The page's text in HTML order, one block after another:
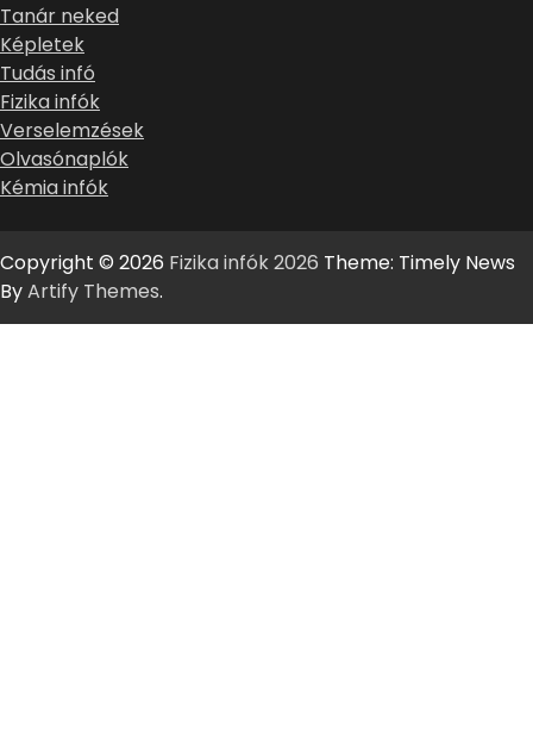
Tanár neked
Képletek
Tudás infó
Fizika infók
Verselemzések
Olvasónaplók
Kémia infók
Copyright © 2026 Fizika infók 2026 Theme: Timely News
ByArtify Themes.